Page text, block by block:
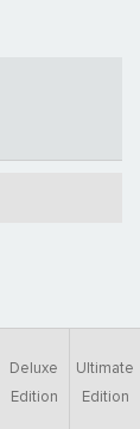
Deluxe
Edition
Ultimate
Edition